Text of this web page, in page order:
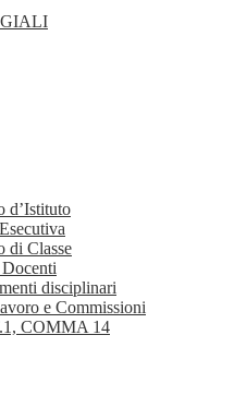
d’Istituto
di Classe
disciplinari
e Commissioni
COMMA 14